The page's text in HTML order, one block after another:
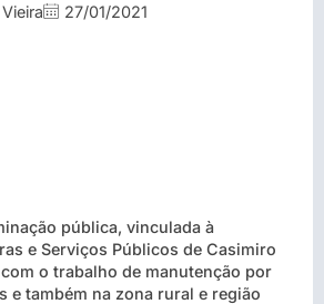
27/01/2021
pública, vinculada à
e Serviços Públicos de Casimiro
o trabalho de manutenção por
e também na zona rural e região